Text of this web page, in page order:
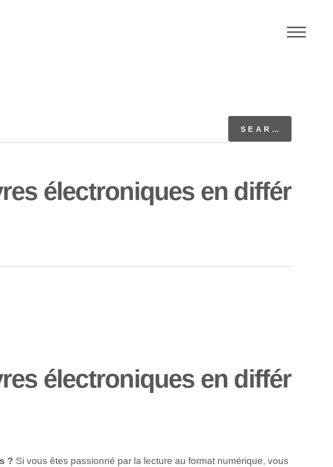
électroniques en différ
électroniques en différ
? Si vous êtes passionné par la lecture au format numérique, vous